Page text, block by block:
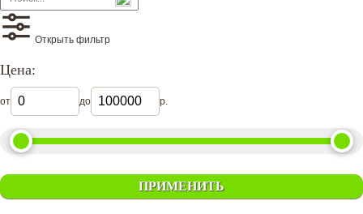
Открыть фильтр
Цена:
от до р.
ПРИМЕНИТЬ